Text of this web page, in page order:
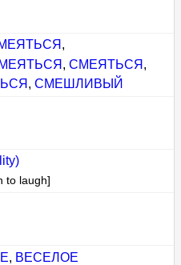
,
,СМЕЯТЬСЯ ,
,СМЕШЛИВЫЙ
to laugh]
, ВЕСЕЛОЕ